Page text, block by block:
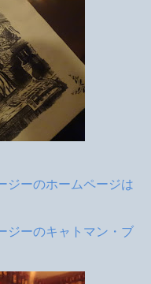
ジーのホームページは
ジーのキャトマン・ブ